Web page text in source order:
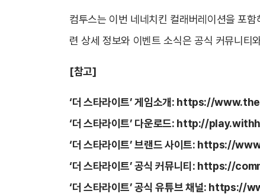
컴투스는 이번 네네치킨 컬래버레이션을 포함
련 상세 정보와 이벤트 소식은 공식 커뮤니티
[참고]
‘더 스타라이트’ 게임소개: https://
‘더 스타라이트’ 다운로드: http://
‘더 스타라이트’ 브랜드 사이트: https://
‘더 스타라이트’ 공식 커뮤니티: https://
‘더 스타라이트’ 공식 유튜브 채널: https://